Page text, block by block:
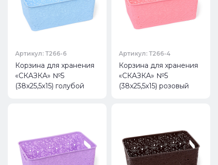
Артикул: Т266-6
Корзина для хранения
«СКАЗКА» №5
(38х25,5х15) голубой
Артикул: Т266-4
Корзина для хранения
«СКАЗКА» №5
(38х25,5х15) розовый